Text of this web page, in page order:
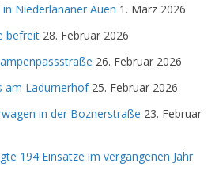
Niederlananer Auen 1. März 2026
befreit 28. Februar 2026
26. Februar 2026
am Ladurnerhof 25. Februar 2026
in der Boznerstraße 23. Februar
194 Einsätze im vergangenen Jahr